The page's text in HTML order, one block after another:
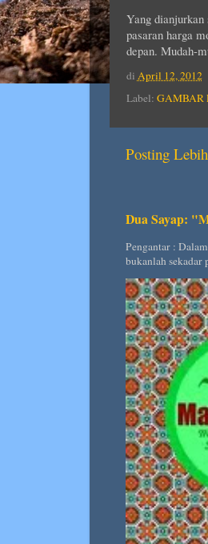
Yang dianjurkan
pasaran harga
depan. Mudah-
di April 12, 2012
Label: GAMBAR
Posting
Dua Sayap:
Pengantar :
bukanlah sekadar